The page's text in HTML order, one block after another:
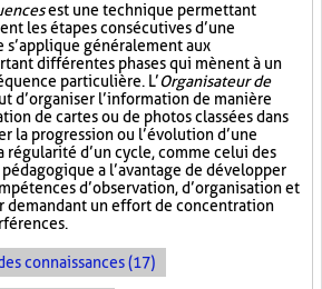
est une technique permettant
les étapes consécutives d’une
s’applique généralement aux
différentes phases qui mènent à un
particulière. L’Organisateur de
d’organiser l’information de manière
de cartes ou de photos classées dans
la progression ou l’évolution d’une
régularité d’un cycle, comme celui des
a l’avantage de développer
d’observation, d’organisation et
demandant un effort de concentration
connaissances (17)